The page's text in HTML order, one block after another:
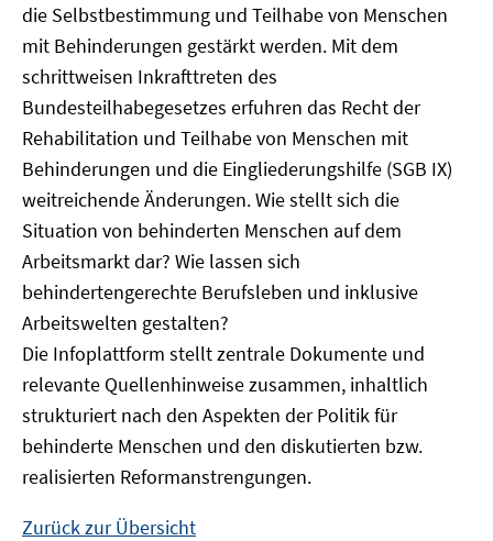
die Selbstbestimmung und Teilhabe von Menschen
mit Behinderungen gestärkt werden. Mit dem
schrittweisen Inkrafttreten des
Bundesteilhabegesetzes erfuhren das Recht der
Rehabilitation und Teilhabe von Menschen mit
Behinderungen und die Eingliederungshilfe (SGB IX)
weitreichende Änderungen. Wie stellt sich die
Situation von behinderten Menschen auf dem
Arbeitsmarkt dar? Wie lassen sich
behindertengerechte Berufsleben und inklusive
Arbeitswelten gestalten?
Die Infoplattform stellt zentrale Dokumente und
relevante Quellenhinweise zusammen, inhaltlich
strukturiert nach den Aspekten der Politik für
behinderte Menschen und den diskutierten bzw.
realisierten Reformanstrengungen.
Zurück zur Übersicht